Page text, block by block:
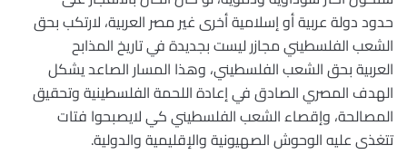
حدود دولة عربية أو إسلامية أخرى غير مصر العربية، لارتكب بحق
الشعب الفلسطيني مجازر ليست بجديدة في تاريخ المذابح
العربية بحق الشعب الفلسطيني، وهذا المسار الصاعد يشكل
الهدف المصري الصادق في إعادة اللحمة الفلسطينية وتحقيق
المصالحة، وإقصاء الشعب الفلسطيني كي لايصبحوا فتات
تتغذى عليه الوحوش الصهيونية والإقليمية والدولية.